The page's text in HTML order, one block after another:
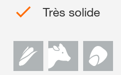
Très solide